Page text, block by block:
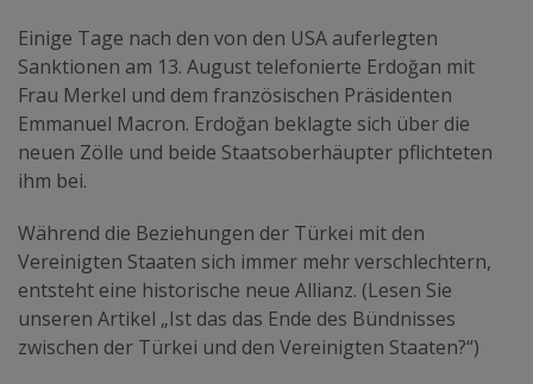
Einige Tage nach den von den USA auferlegten
Sanktionen am 13. August telefonierte Erdoğan mit
Frau Merkel und dem französischen Präsidenten
Emmanuel Macron. Erdoğan beklagte sich über die
neuen Zölle und beide Staatsoberhäupter pflichteten
ihm bei.
Während die Beziehungen der Türkei mit den
Vereinigten Staaten sich immer mehr verschlechtern,
entsteht eine historische neue Allianz. (Lesen Sie
unseren Artikel „Ist das das Ende des Bündnisses
zwischen der Türkei und den Vereinigten Staaten?“)